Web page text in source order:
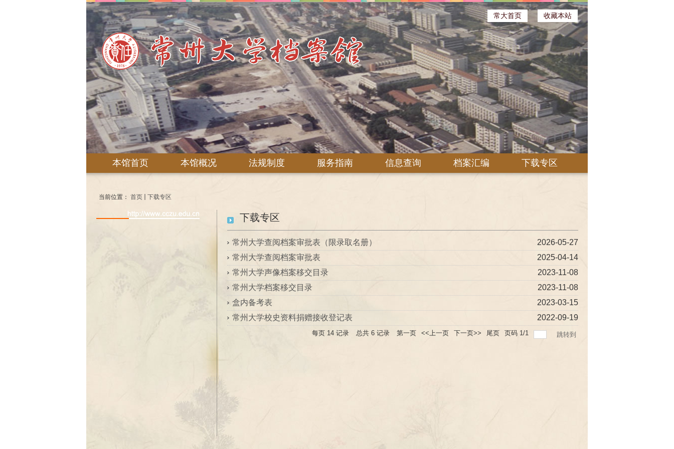
收藏本站
常大首页
本馆首页 本馆概况 法规制度 服务指南 信息查询 档案汇编 下载专区
当前位置： 首页 下载专区
下载专区
常州大学查阅档案审批表（限录取名册）
2026-05-27
常州大学查阅档案审批表
2025-04-14
常州大学声像档案移交目录
2023-11-08
常州大学档案移交目录
2023-11-08
盒内备考表
2023-03-15
常州大学校史资料捐赠接收登记表
2022-09-19
每页 14 记录 总共 6 记录 第一页 <<上一页 下一页>> 尾页 页码 1/1 跳转到